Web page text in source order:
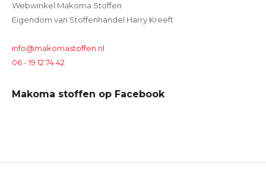
Webwinkel Makoma Stoffen
Eigendom van Stoffenhandel Harry Kreeft
info@makomastoffen.nl
06 - 19 12 74 42
Makoma stoffen op Facebook